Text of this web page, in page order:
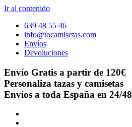
Ir al contenido
639 48 55 46
info@tocamisetas.com
Envíos
Devoluciones
Envío Gratis a partir de 120€
Personaliza tazas y camisetas
Envíos a toda España en 24/48